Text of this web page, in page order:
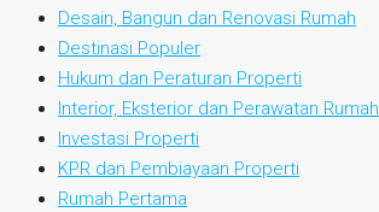
Desain, Bangun dan Renovasi Rumah
Destinasi Populer
Hukum dan Peraturan Properti
Interior, Eksterior dan Perawatan Rumah
Investasi Properti
KPR dan Pembiayaan Properti
Rumah Pertama